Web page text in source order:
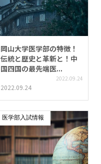
岡山大学医学部の特徴！
伝統と歴史と革新と！中
国四国の最先端医...
2022.09.24
2022.09.24
医学部入試情報